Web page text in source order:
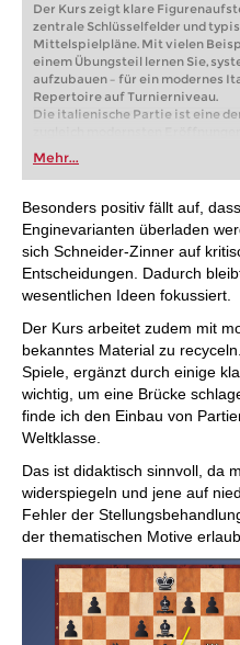
Der Kurs zeigt klare
zentrale Schlüsselfelder und
Mittelspielpläne. Mit vielen
einem Übungsteil lernen Sie,
aufzubauen – für ein modernes
Repertoire auf Turnierniveau.
Die italienische Partie ist eine
Schachgeschichte. Lange Zeit als
angesehen, ist es heute fester
Weltelite und aus der
wegzudenken. In diesem Kurs
Schneider-Zinner warum gerade
Hauptvarianten enormes
Potenzial bieten – für Weiß wie
Kostenloses Beispielvideo:
Kostenloses Beispielvideo:
Mehr...
Besonders positiv fällt auf,
Enginevarianten überladen
sich Schneider-Zinner auf
Entscheidungen. Dadurch
wesentlichen Ideen fokussiert.
Der Kurs arbeitet zudem mit
bekanntes Material zu
Spiele, ergänzt durch einige
wichtig, um eine Brücke
finde ich den Einbau von
Weltklasse.
Das ist didaktisch sinnvoll, da
widerspiegeln und jene auf
Fehler der
der thematischen Motive